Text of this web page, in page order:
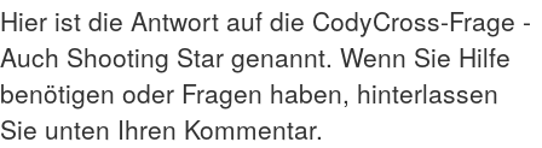
Hier ist die Antwort auf die CodyCross-Frage -
Auch Shooting Star genannt. Wenn Sie Hilfe
benötigen oder Fragen haben, hinterlassen
Sie unten Ihren Kommentar.